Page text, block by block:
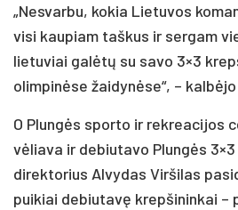
„Nesvarbu, kokia Lietuvos
visi kaupiam taškus ir sergam
lietuviai galėtų su savo 3×3
olimpinėse žaidynėse“, –
O Plungės sporto ir rekreacijos
vėliava ir debiutavo Plungės
direktorius Alvydas Viršilas
puikiai debiutavę krepšininkai –